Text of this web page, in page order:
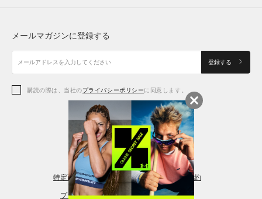
アクセサリー
アクセサリー
シューズ
アクセサリー
レギンス＆タイツ
シューズ
メールマガジンに登録する
登録する
購読の際は、当社のプライバシーポリシーに同意します。
特定商取引法に基づく通販の表記 会員規約
プライバシーポリシー